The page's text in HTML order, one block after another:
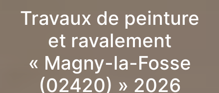
Travaux de peinture
et ravalement
« Magny-la-Fosse
(02420) » 2026